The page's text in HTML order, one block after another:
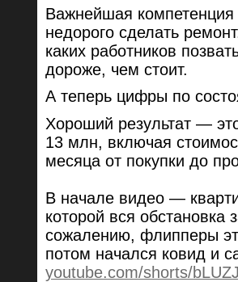
Важнейшая
недорого сделать
каких работников
дороже, чем стоит.
А теперь цифры по
Хороший результат —
13 млн, включая
месяца от покупки до
В начале видео —
которой вся обстановка
сожалению, флипперы
потом начался ковид и
youtube.com/shorts/